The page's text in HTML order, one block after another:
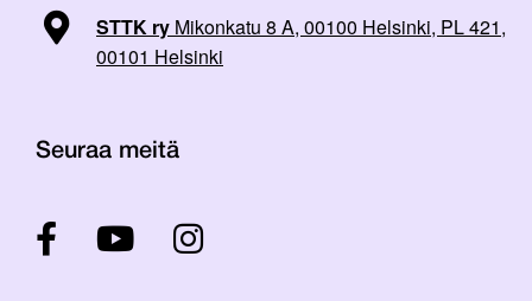
STTK ry Mikonkatu 8 A, 00100 Helsinki, PL 421,
00101 Helsinki
Seuraa meitä